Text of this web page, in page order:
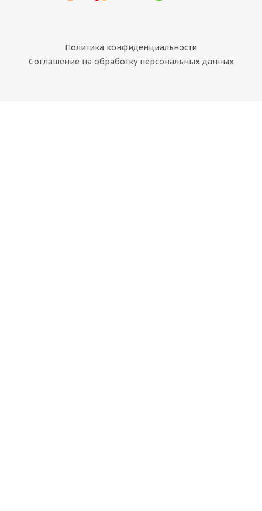
Политика конфиденциальности
Соглашение на обработку персональных данных